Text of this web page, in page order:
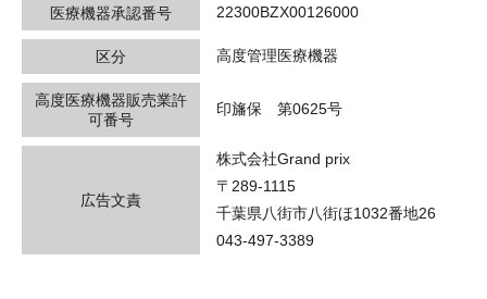
医療機器承認番号 22300BZX00126000
区分 高度管理医療機器
高度医療機器販売業許
可番号
印旛保 第0625号
広告文責
株式会社Grand prix
〒289-1115
千葉県八街市八街ほ1032番地26
043-497-3389